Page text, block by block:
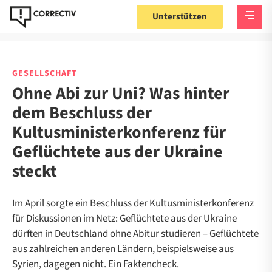
Unterstützen
GESELLSCHAFT
Ohne Abi zur Uni? Was hinter
dem Beschluss der
Kultusministerkonferenz für
Geflüchtete aus der Ukraine
steckt
Im April sorgte ein Beschluss der Kultusministerkonferenz
für Diskussionen im Netz: Geflüchtete aus der Ukraine
dürften in Deutschland ohne Abitur studieren – Geflüchtete
aus zahlreichen anderen Ländern, beispielsweise aus
Syrien, dagegen nicht. Ein Faktencheck.